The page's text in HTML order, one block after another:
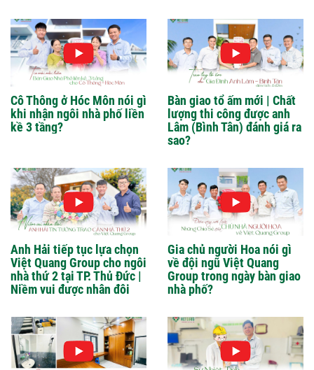
Cô Thông ở Hóc Môn nói gì
khi nhận ngôi nhà phố liền
kề 3 tầng?
Bàn giao tổ ấm mới | Chất
lượng thi công được anh
Lâm (Bình Tân) đánh giá ra
sao?
Anh Hải tiếp tục lựa chọn
Việt Quang Group cho ngôi
nhà thứ 2 tại TP. Thủ Đức |
Niềm vui được nhân đôi
Gia chủ người Hoa nói gì
về đội ngũ Việt Quang
Group trong ngày bàn giao
nhà phố?